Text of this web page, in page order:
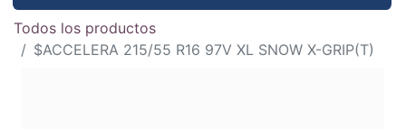
Todos los productos
$ACCELERA 215/55 R16 97V XL SNOW X-GRIP(T)